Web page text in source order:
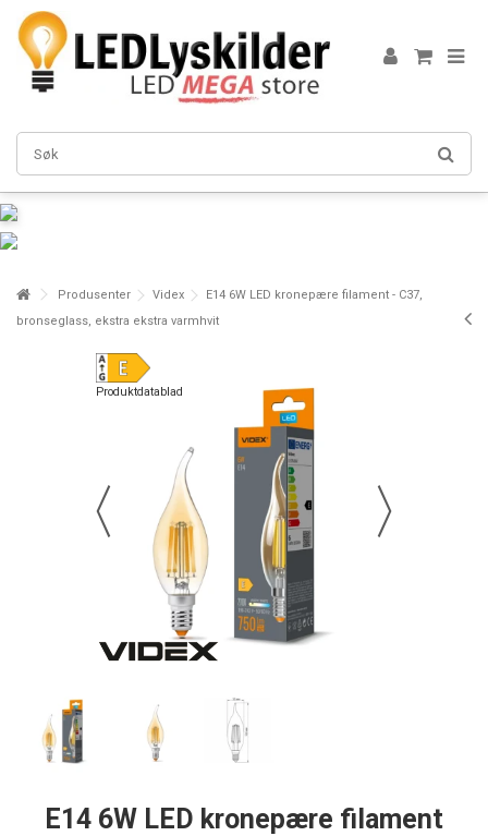
Produsenter Videx
E14 6W LED kronepære filament - C37,
bronseglass, ekstra ekstra varmhvit
Produktdatablad
E14 6W LED kronepære filament